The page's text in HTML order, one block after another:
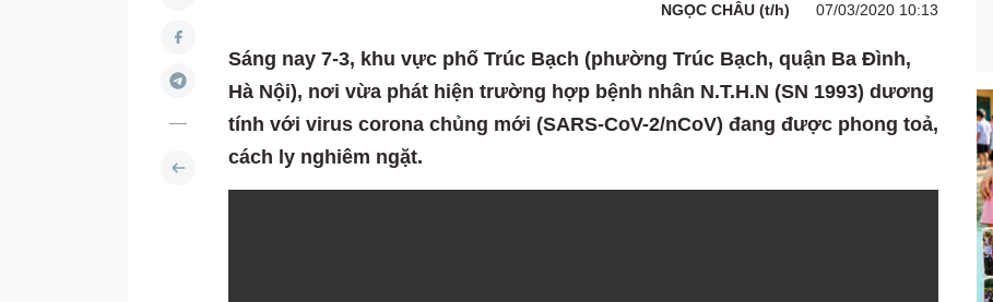
NGỌC CHÂU (t/h) 07/03/2020 10:13
Sáng nay 7-3, khu vực phố Trúc Bạch (phường Trúc Bạch, quận Ba Đình,
Hà Nội), nơi vừa phát hiện trường hợp bệnh nhân N.T.H.N (SN 1993) dương
tính với virus corona chủng mới (SARS-CoV-2/nCoV) đang được phong toả,
cách ly nghiêm ngặt.